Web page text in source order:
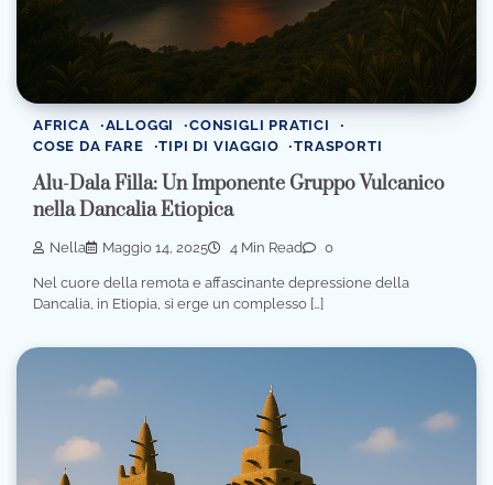
AFRICA ALLOGGI
CONSIGLI PRATICI
COSE DA FARE
TIPI DI VIAGGIO TRASPORTI
Alu-Dala Filla: Un Imponente Gruppo Vulcanico
nella Dancalia Etiopica
Nella Maggio 14, 2025 4 Min Read 0
Nel cuore della remota e affascinante depressione della
Dancalia, in Etiopia, si erge un complesso […]